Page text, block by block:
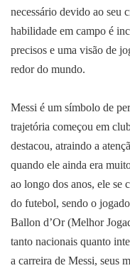
necessário devido ao seu
habilidade em campo é
precisos e uma visão de
redor do mundo.
Messi é um símbolo de
trajetória começou em
destacou, atraindo a
quando ele ainda era
ao longo dos anos, ele se
do futebol, sendo o
Ballon d’Or (Melhor
tanto nacionais quanto
a carreira de Messi, seus